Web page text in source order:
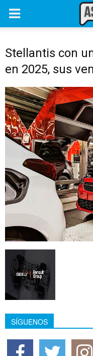
Stellantis con
en 2025, sus
SÍGUENOS